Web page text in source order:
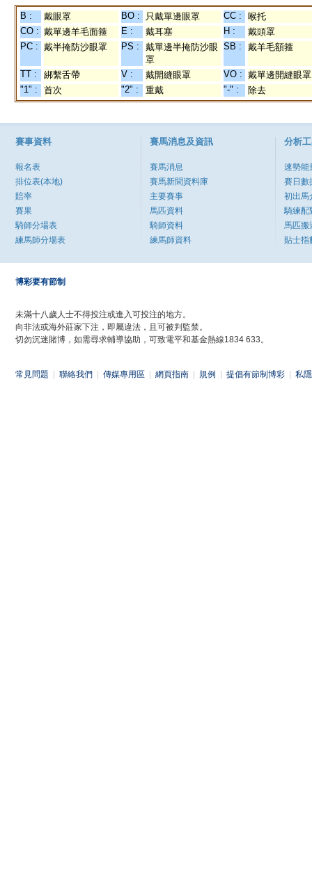
B : 戴眼罩 BO : 只戴單邊眼罩 CC :
喉托
CO : 戴單邊羊毛面箍 E : 戴耳塞 H :
戴頭罩
PC : 戴半掩防沙眼罩 PS :
戴單邊半掩防沙眼
罩
SB : 戴羊毛額箍
TT : 綁繫舌帶 V : 戴開縫眼罩 VO : 戴單邊開縫眼罩
"1" :
首次 "2" : 重戴 "-" : 除去
賽事資料
報名表
排位表(本地)
賠率
賽果
騎師分場表
練馬師分場表
賽馬消息及資訊
賽馬消息
賽馬新聞資料庫
主要賽事
馬匹資料
騎師資料
練馬師資料
分析
速勢能
賽日數
初出馬
騎練配
馬匹搬
貼士指
博彩要有節制
未滿十八歲人士不得投注或進入可投注的地方。
向非法或海外莊家下注，即屬違法，且可被判監禁。
切勿沉迷賭博，如需尋求輔導協助，可致電平和基金熱線1834 633。
常見問題 聯絡我們 傳媒專用區 網頁指南 規例 提倡有節制博彩 私